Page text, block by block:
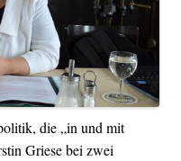
die „in und mit
Griese bei zwei